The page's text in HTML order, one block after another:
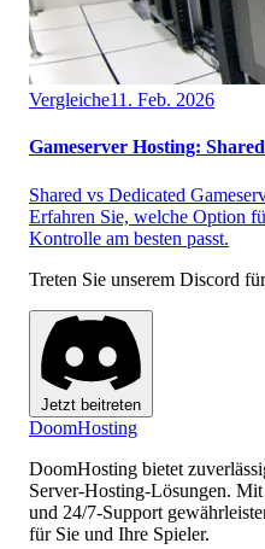
Vergleiche11. Feb. 2026
Gameserver Hosting:
Shared vs Dedicated
Erfahren Sie, welche Option
Kontrolle am besten passt.
Treten Sie unserem Discord
Jetzt beitreten
DoomHosting
DoomHosting bietet
Server-Hosting-Lösungen.
und 24/7-Support
für Sie und Ihre Spieler.